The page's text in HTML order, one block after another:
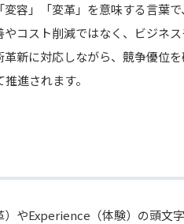
変容」「変革」を意味する言葉
コスト削減ではなく、ビジネ
新に対応しながら、競争優位
進されます。
やExperience（体験）の頭文